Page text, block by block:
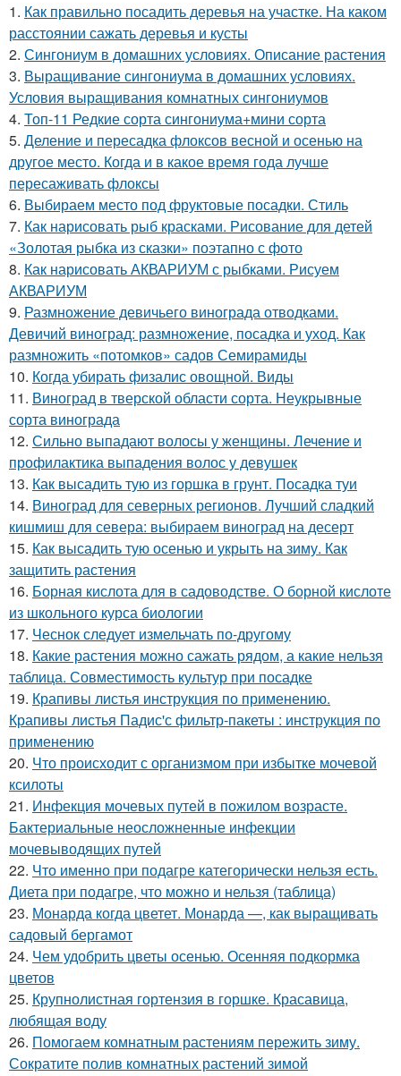
1. Как правильно посадить деревья на участке. На каком
расстоянии сажать деревья и кусты
2. Сингониум в домашних условиях. Описание растения
3. Выращивание сингониума в домашних условиях.
Условия выращивания комнатных сингониумов
4. Топ-11 Редкие сорта сингониума+мини сорта
5. Деление и пересадка флоксов весной и осенью на
другое место. Когда и в какое время года лучше
пересаживать флоксы
6. Выбираем место под фруктовые посадки. Стиль
7. Как нарисовать рыб красками. Рисование для детей
«Золотая рыбка из сказки» поэтапно с фото
8. Как нарисовать АКВАРИУМ с рыбками. Рисуем
АКВАРИУМ
9. Размножение девичьего винограда отводками.
Девичий виноград: размножение, посадка и уход. Как
размножить «потомков» садов Семирамиды
10. Когда убирать физалис овощной. Виды
11. Виноград в тверской области сорта. Неукрывные
сорта винограда
12. Сильно выпадают волосы у женщины. Лечение и
профилактика выпадения волос у девушек
13. Как высадить тую из горшка в грунт. Посадка туи
14. Виноград для северных регионов. Лучший сладкий
кишмиш для севера: выбираем виноград на десерт
15. Как высадить тую осенью и укрыть на зиму. Как
защитить растения
16. Борная кислота для в садоводстве. О борной кислоте
из школьного курса биологии
17. Чеснок следует измельчать по-другому
18. Какие растения можно сажать рядом, а какие нельзя
таблица. Совместимость культур при посадке
19. Крапивы листья инструкция по применению.
Крапивы листья Падис'с фильтр-пакеты : инструкция по
применению
20. Что происходит с организмом при избытке мочевой
ксилоты
21. Инфекция мочевых путей в пожилом возрасте.
Бактериальные неосложненные инфекции
мочевыводящих путей
22. Что именно при подагре категорически нельзя есть.
Диета при подагре, что можно и нельзя (таблица)
23. Монарда когда цветет. Монарда —, как выращивать
садовый бергамот
24. Чем удобрить цветы осенью. Осенняя подкормка
цветов
25. Крупнолистная гортензия в горшке. Красавица,
любящая воду
26. Помогаем комнатным растениям пережить зиму.
Сократите полив комнатных растений зимой